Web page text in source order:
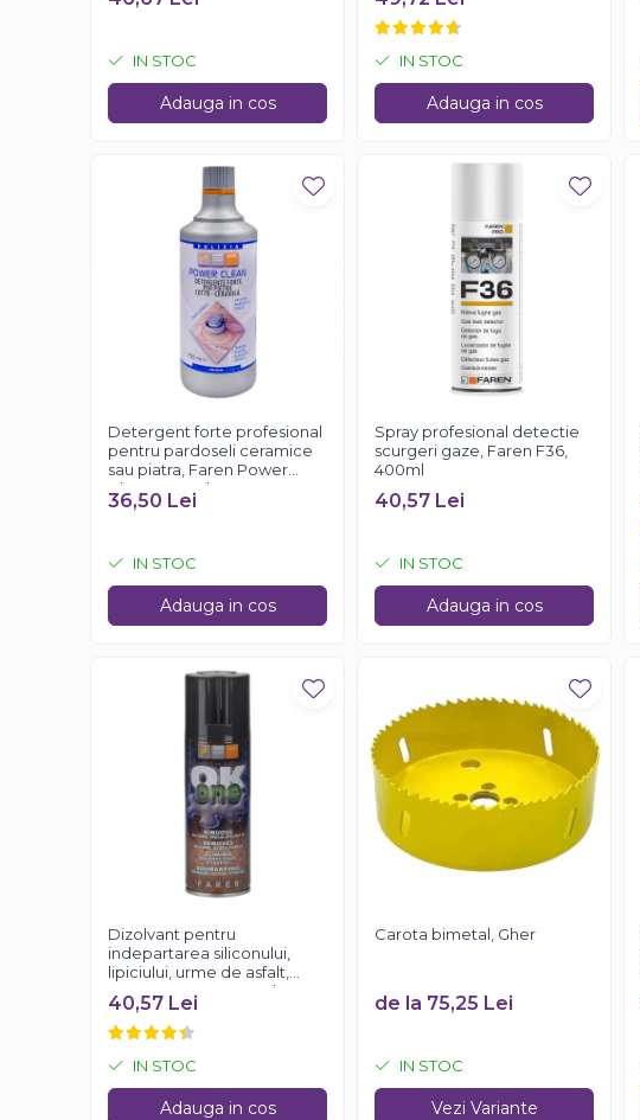
IN STOC
Adauga in cos
IN STOC
Adauga in cos
Detergent forte profesional
pentru pardoseli ceramice
sau piatra, Faren Power
Clean, 750 ml
36,50 Lei
IN STOC
Adauga in cos
Spray profesional detectie
scurgeri gaze, Faren F36,
400ml
40,57 Lei
IN STOC
Adauga in cos
Dizolvant pentru
indepartarea siliconului,
lipiciului, urme de asfalt,
Faren OK ONE, 200ml
40,57 Lei
IN STOC
Adauga in cos
Carota bimetal, Gher
de la 75,25 Lei
IN STOC
Vezi Variante